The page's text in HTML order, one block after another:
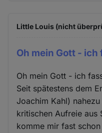
Little Louis (nicht
Oh mein Gott - ich
Oh mein Gott - ich
Seit spätestens dem
Joachim Kahl)
kritischen Aufreie aus
komme mir fast